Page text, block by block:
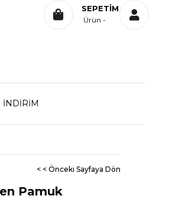
SEPETIM
Ürün
İNDİRİM
< < Önceki Sayfaya Dön
Pamuk